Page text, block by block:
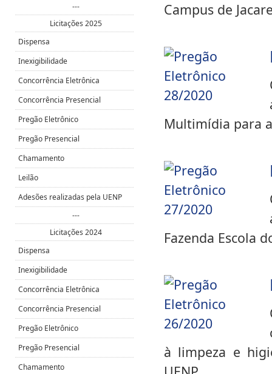
Campus de
Multimídia para a
Fazenda Escola
à limpeza e
---
Licitações 2025
Dispensa
Inexigibilidade
Concorrência Eletrônica
Concorrência Presencial
Pregão Eletrônico
Pregão Presencial
Chamamento
Leilão
Adesões realizadas pela UENP
---
Licitações 2024
Dispensa
Inexigibilidade
Concorrência Eletrônica
Concorrência Presencial
Pregão Eletrônico
Pregão Presencial
Chamamento